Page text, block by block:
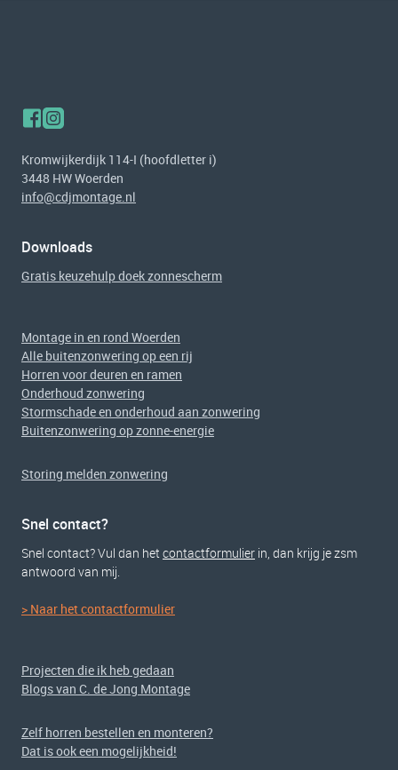
Kromwijkerdijk 114-I (hoofdletter i)
3448 HW Woerden
info@cdjmontage.nl
Downloads
Gratis keuzehulp doek zonnescherm
Montage in en rond Woerden
Alle buitenzonwering op een rij
Horren voor deuren en ramen
Onderhoud zonwering
Stormschade en onderhoud aan zonwering
Buitenzonwering op zonne-energie
Storing melden zonwering
Snel contact?
Snel contact? Vul dan hetcontactformulier in, dan krijg je zsm
antwoord van mij.
> Naar het contactformulier
Projecten die ik heb gedaan
Blogs van C. de Jong Montage
Zelf horren bestellen en monteren?
Dat is ook een mogelijkheid!